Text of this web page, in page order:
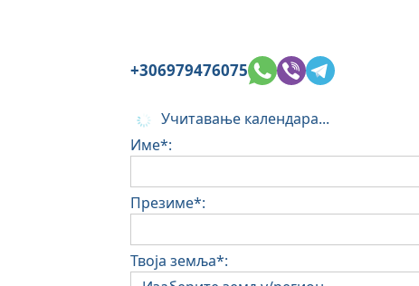
+306979476075
Учитавање календара...
Име*:
Презиме*:
Твоја земља*: